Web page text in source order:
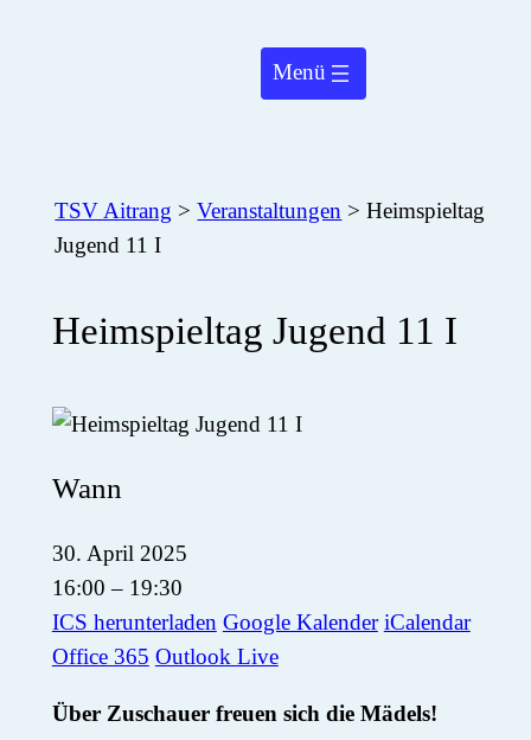
TSV Aitrang >Veranstaltungen >Heimspieltag
Jugend 11 I
Heimspieltag Jugend 11 I
Wann
30. April 2025
16:00 – 19:30
ICS herunterladen Google Kalender iCalendar
Office 365 Outlook Live
Über Zuschauer freuen sich die Mädels!